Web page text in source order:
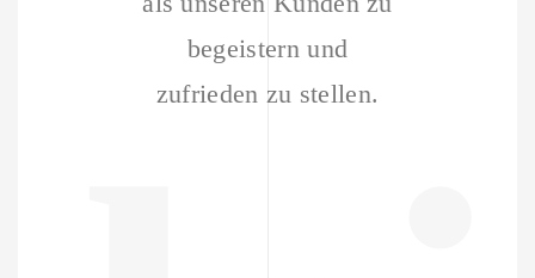
begeistern und
zufrieden zu stellen.